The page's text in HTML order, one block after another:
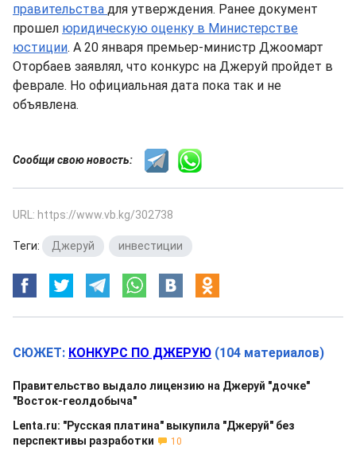
правительства для утверждения. Ранее документ
прошел юридическую оценку в Министерстве
юстиции. А 20 января премьер-министр Джоомарт
Оторбаев заявлял, что конкурс на Джеруй пройдет в
феврале. Но официальная дата пока так и не
объявлена.
Сообщи свою новость:
URL: https://www.vb.kg/302738
Теги: Джеруй инвестиции
СЮЖЕТ: КОНКУРС ПО ДЖЕРУЮ (104 материалов)
Правительство выдало лицензию на Джеруй "дочке"
"Восток-геолдобыча"
Lenta.ru: "Русская платина" выкупила "Джеруй" без
перспективы разработки
10